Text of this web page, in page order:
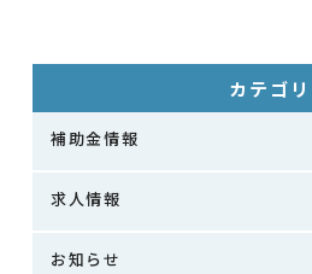
カテゴリ
補助金情報
求人情報
お知らせ